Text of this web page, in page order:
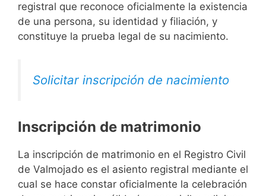
registral que reconoce oficialmente la existencia
de una persona, su identidad y filiación, y
constituye la prueba legal de su nacimiento.
Solicitar inscripción de nacimiento
Inscripción de matrimonio
La inscripción de matrimonio en el Registro Civil
de Valmojado es el asiento registral mediante el
cual se hace constar oficialmente la celebración